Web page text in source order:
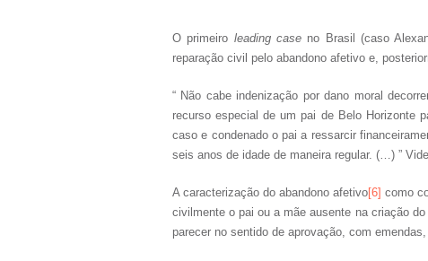
O primeiro leading case no Brasil (caso
reparação civil pelo abandono afetivo e,
“ Não cabe indenização por dano moral
recurso especial de um pai de Belo Horizonte
caso e condenado o pai a ressarcir
seis anos de idade de maneira regular. (…) ”
A caracterização do abandono afetivo[6] como
civilmente o pai ou a mãe ausente na criação
parecer no sentido de aprovação, com